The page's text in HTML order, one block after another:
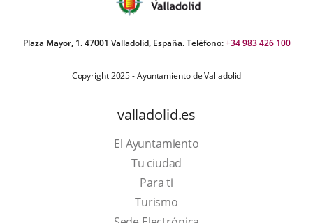
Plaza Mayor, 1. 47001 Valladolid, España. Teléfono:+34 983 426 100
Copyright 2025 - Ayuntamiento de Valladolid
valladolid.es
El Ayuntamiento
Tu ciudad
Para ti
TurismoThis